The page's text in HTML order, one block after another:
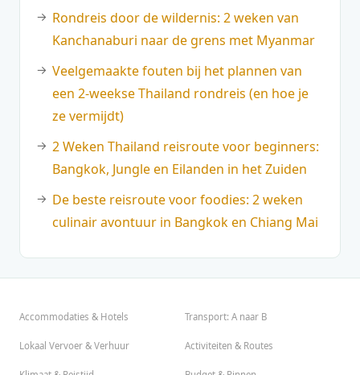
Rondreis door de wildernis: 2 weken van
Kanchanaburi naar de grens met Myanmar
Veelgemaakte fouten bij het plannen van
een 2-weekse Thailand rondreis (en hoe je
ze vermijdt)
2 Weken Thailand reisroute voor beginners:
Bangkok, Jungle en Eilanden in het Zuiden
De beste reisroute voor foodies: 2 weken
culinair avontuur in Bangkok en Chiang Mai
Accommodaties & Hotels Transport: A naar B
Lokaal Vervoer & Verhuur Activiteiten & Routes